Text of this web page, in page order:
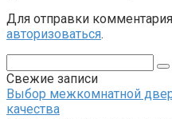
Для отправки
авторизоваться.
Свежие записи
Выбор межкомнатной
качества